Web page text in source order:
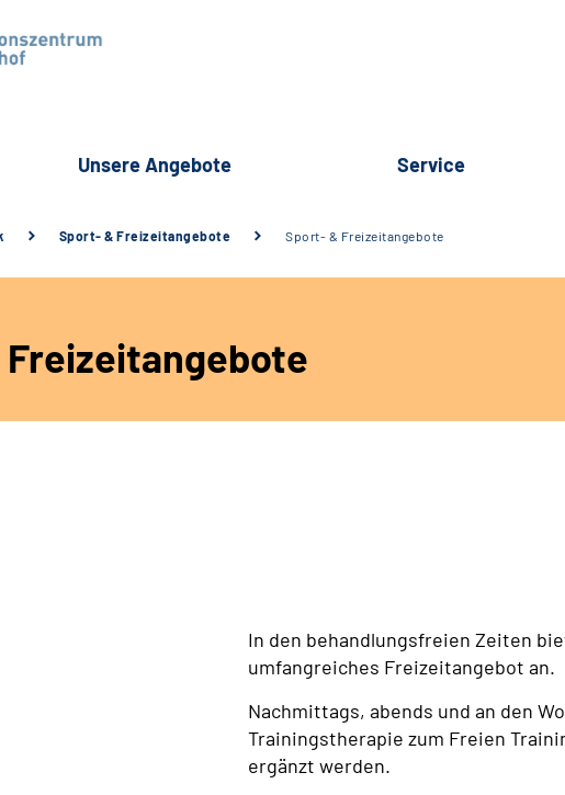
Unsere Angebote Service
Sport- & Freizeitangebote Sport- & Freizeitangebote
In den behandlungsfreien Zeiten
umfangreiches Freizeitangebot an.
Nachmittags, abends und an den
Trainingstherapie zum Freien
ergänzt werden.